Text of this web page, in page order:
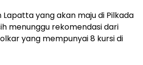
Lapatta yang akan maju di Pilkada
menunggu rekomendasi dari
yang mempunyai 8 kursi di